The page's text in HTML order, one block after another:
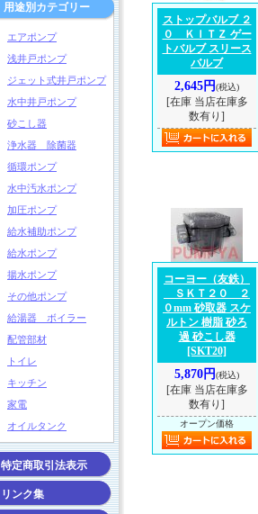
用途別カテゴリー
エアポンプ
浅井戸ポンプ
ジェット式井戸ポンプ
水中井戸ポンプ
砂こし器
浄水器 除菌器
循環ポンプ
水中汚水ポンプ
加圧ポンプ
給水補助ポンプ
給水ポンプ
揚水ポンプ
その他ポンプ
給湯器 ボイラー
配管部材
トイレ
キッチン
家電
オイルタンク
特定商取引法表示
リンク集
ストップバルブ ２
０ ＫＩＴＺ ゲー
トバルブ スリース
バルブ
2,645円(税込)
[在庫 当店在庫多
数有り]
コーヨー（友鉄）
ＳＫＴ２０ ２
０mm 砂取器 スケ
ルトン 樹脂 砂ろ
過 砂こし器
[SKT20]
5,870円(税込)
[在庫 当店在庫多
数有り]
オープン価格